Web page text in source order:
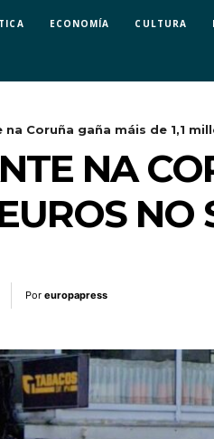
ECONOMÍA CULTURA
Coruña gaña máis de 1,1
NA
NO
Por europapress